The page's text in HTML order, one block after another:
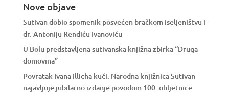
Nove objave
Sutivan dobio spomenik posvećen bračkom iseljeništvu i
dr. Antoniju Rendiću Ivanoviću
U Bolu predstavljena sutivanska knjižna zbirka “Druga
domovina”
Povratak Ivana Illicha kući: Narodna knjižnica Sutivan
najavljuje jubilarno izdanje povodom 100. obljetnice